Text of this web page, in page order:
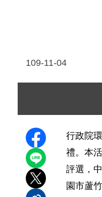
109-11-04
分享至 Facebook
分享到 LINE
分享到 X
行政院
禮。本
評選，
園市蘆